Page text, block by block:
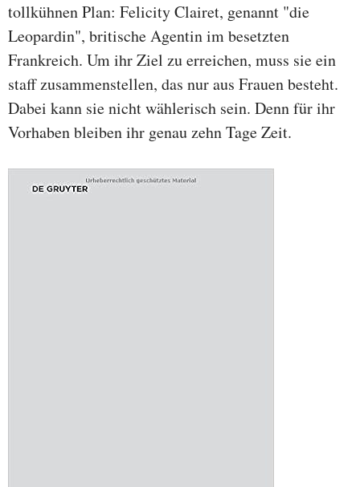
tollkühnen Plan: Felicity Clairet, genannt "die
Leopardin", britische Agentin im besetzten
Frankreich. Um ihr Ziel zu erreichen, muss sie ein
staff zusammenstellen, das nur aus Frauen besteht.
Dabei kann sie nicht wählerisch sein. Denn für ihr
Vorhaben bleiben ihr genau zehn Tage Zeit.